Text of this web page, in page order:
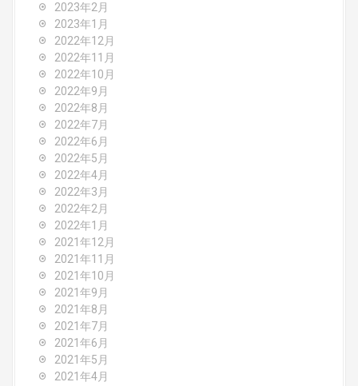
2023年2月
2023年1月
2022年12月
2022年11月
2022年10月
2022年9月
2022年8月
2022年7月
2022年6月
2022年5月
2022年4月
2022年3月
2022年2月
2022年1月
2021年12月
2021年11月
2021年10月
2021年9月
2021年8月
2021年7月
2021年6月
2021年5月
2021年4月